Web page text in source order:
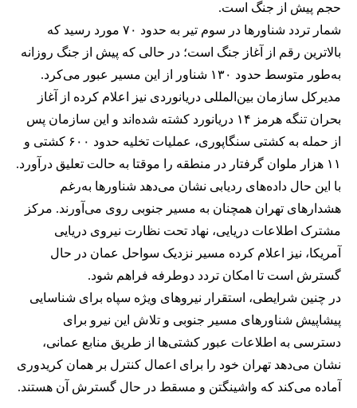
حجم پیش از جنگ است.
شمار تردد شناورها در سوم تیر به حدود ۷۰ مورد رسید که
بالاترین رقم از آغاز جنگ است؛ در حالی که پیش از جنگ روزانه
به‌طور متوسط حدود ۱۳۰ شناور از این مسیر عبور می‌کرد.
مدیرکل سازمان بین‌المللی دریانوردی نیز اعلام کرده از آغاز
بحران تنگه هرمز ۱۴ دریانورد کشته شده‌اند و این سازمان پس
از حمله به کشتی سنگاپوری، عملیات تخلیه حدود ۶۰۰ کشتی و
۱۱ هزار ملوان گرفتار در منطقه را موقتا به حالت تعلیق درآورد.
با این حال داده‌های ردیابی نشان می‌دهد شناورها به‌رغم
هشدارهای تهران همچنان به مسیر جنوبی روی می‌آورند. مرکز
مشترک اطلاعات دریایی، نهاد تحت نظارت نیروی دریایی
آمریکا، نیز اعلام کرده مسیر نزدیک سواحل عمان در حال
گسترش است تا امکان تردد دوطرفه فراهم شود.
در چنین شرایطی، استقرار نیروهای ویژه سپاه برای شناسایی
پیشاپیش شناورهای مسیر جنوبی و تلاش این نیرو برای
دسترسی به اطلاعات عبور کشتی‌ها از طریق منابع عمانی،
نشان می‌دهد تهران خود را برای اعمال کنترل بر همان کریدوری
آماده می‌کند که واشینگتن و مسقط در حال گسترش آن هستند.